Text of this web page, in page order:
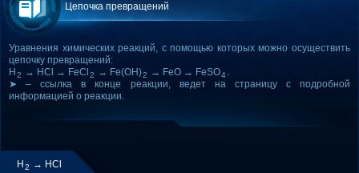
Цепочка превращений
Уравнения химических реакций, с помощью которых можно осуществить
цепочку превращений:
H 2 → HCl → FeCl 2 → Fe(OH)2 → FeO → FeSO4.
➤ – ссылка в конце реакции, ведет на страницу с подробной
информацией о реакции.
H 2 → HCl